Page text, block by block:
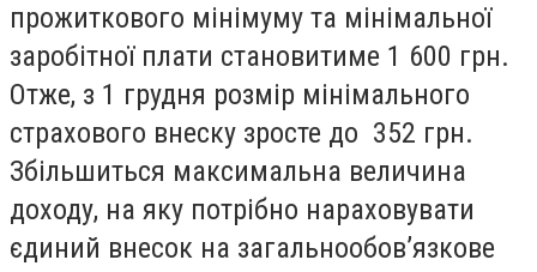
прожиткового мінімуму та мінімальної
заробітної плати становитиме 1 600 грн.
Отже, з 1 грудня розмір мінімального
страхового внеску зросте до 352 грн.
Збільшиться максимальна величина
доходу, на яку потрібно нараховувати
єдиний внесок на загальнообов’язкове